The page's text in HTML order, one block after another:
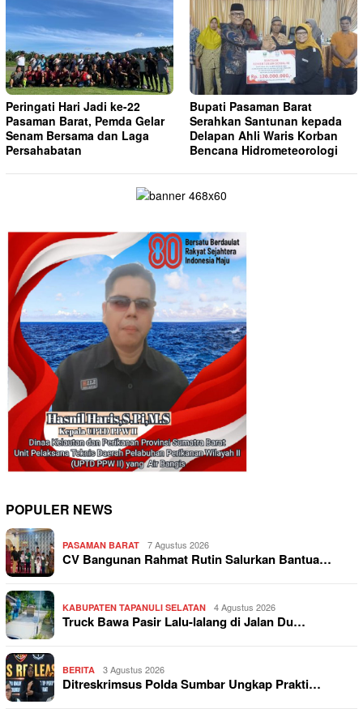
Peringati Hari Jadi ke-22
Pasaman Barat, Pemda Gelar
Senam Bersama dan Laga
Persahabatan
Bupati Pasaman Barat
Serahkan Santunan kepada
Delapan Ahli Waris Korban
Bencana Hidrometeorologi
POPULER NEWS
PASAMAN BARAT 7 Agustus 2026
CV Bangunan Rahmat Rutin Salurkan Bantua…
KABUPATEN TAPANULI SELATAN 4 Agustus 2026
Truck Bawa Pasir Lalu-lalang di Jalan Du…
BERITA 3 Agustus 2026
Ditreskrimsus Polda Sumbar Ungkap Prakti…